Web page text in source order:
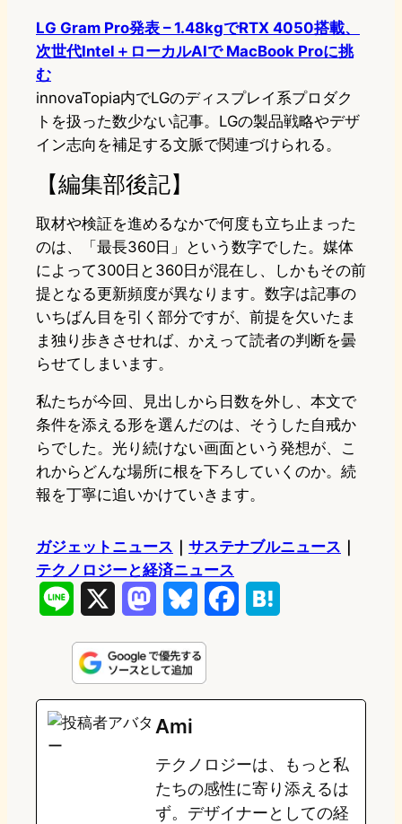
LG Gram Pro発表 – 1.48kgでRTX 4050搭載、
次世代Intel＋ローカルAIで MacBook Proに挑
む
innovaTopia内でLGのディスプレイ系プロダク
トを扱った数少ない記事。LGの製品戦略やデザ
イン志向を補足する文脈で関連づけられる。
【編集部後記】
取材や検証を進めるなかで何度も立ち止まった
のは、「最長360日」という数字でした。媒体
によって300日と360日が混在し、しかもその前
提となる更新頻度が異なります。数字は記事の
いちばん目を引く部分ですが、前提を欠いたま
ま独り歩きさせれば、かえって読者の判断を曇
らせてしまいます。
私たちが今回、見出しから日数を外し、本文で
条件を添える形を選んだのは、そうした自戒か
らでした。光り続けない画面という発想が、こ
れからどんな場所に根を下ろしていくのか。続
報を丁寧に追いかけていきます。
ガジェットニュース ｜ サステナブルニュース ｜
テクノロジーと経済ニュース
n
e
s
t
o
d
o
u
e
k
y
e
o
o
e
a
Ami
テクノロジーは、もっと私
たちの感性に寄り添えるは
ず。デザイナーとしての経